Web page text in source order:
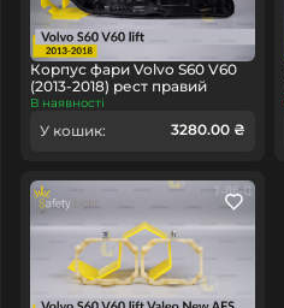
Корпус фари Volvo S60 V60
(2013-2018) рест правий
В наявності
У кошик: 3280.00 ₴